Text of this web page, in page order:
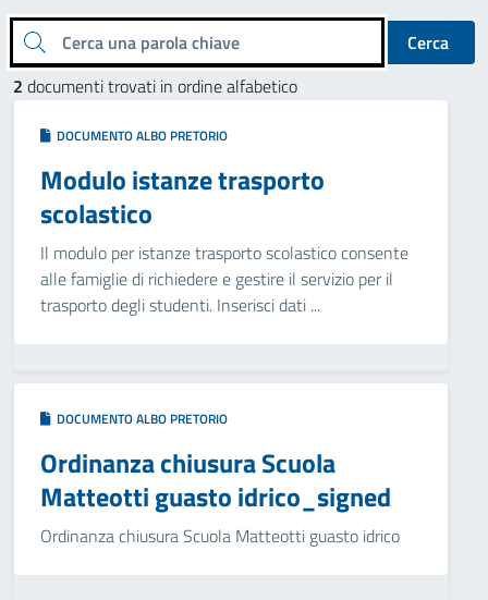
Cerca una parola chiave
Cerca
2 documenti trovati in ordine alfabetico
DOCUMENTO ALBO PRETORIO
Modulo istanze trasporto
scolastico
Il modulo per istanze trasporto scolastico consente
alle famiglie di richiedere e gestire il servizio per il
trasporto degli studenti. Inserisci dati ...
DOCUMENTO ALBO PRETORIO
Ordinanza chiusura Scuola
Matteotti guasto idrico_signed
Ordinanza chiusura Scuola Matteotti guasto idrico